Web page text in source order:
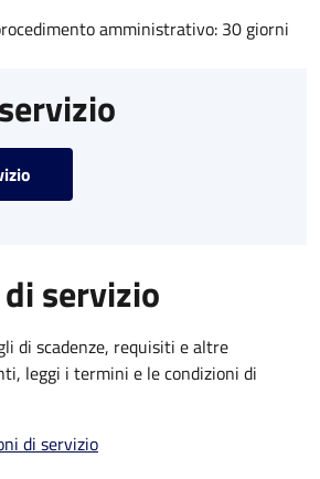
amministrativo: 30 giorni
servizio
di scadenze, requisiti e altre
leggi i termini e le condizioni di
di servizio